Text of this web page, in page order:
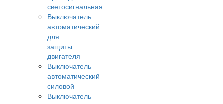
светосигнальная
Выключатель
автоматический
для
защиты
двигателя
Выключатель
автоматический
силовой
Выключатель